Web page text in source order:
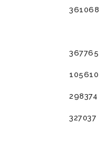
361068
367765
105610
298374
327037